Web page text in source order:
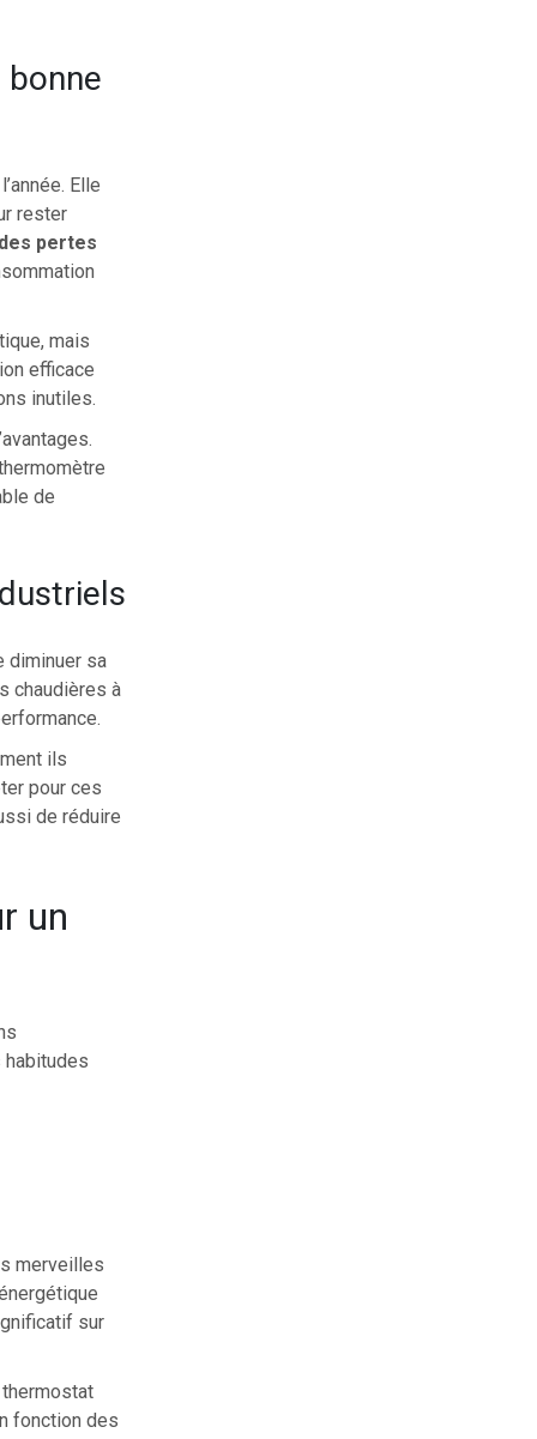
bonne
Elle
rester
pertes
mais
efficace
inutiles.
de
diminuer sa
chaudières à
ils
pour ces
de réduire
un
merveilles
sur
fonction des